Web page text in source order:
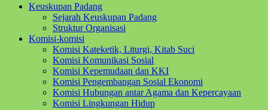
Keuskupan Padang
Sejarah Keuskupan Padang
Struktur Organisasi
Komisi-komisi
Komisi Kateketik, Liturgi, Kitab Suci
Komisi Komunikasi Sosial
Komisi Kepemudaan dan KKI
Komisi Pengembangan Sosial Ekonomi
Komisi Hubungan antar Agama dan Kepercayaan
Komisi Lingkungan Hidup